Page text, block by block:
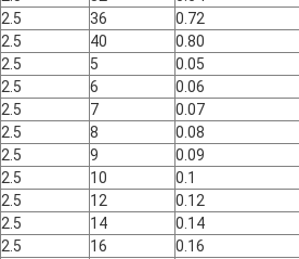
2.5 36 0.72
2.5 40 0.80
2.5 5 0.05
2.5 6 0.06
2.5 7 0.07
2.5 8 0.08
2.5 9 0.09
2.5 10 0.1
2.5 12 0.12
2.5 14 0.14
2.5 16 0.16